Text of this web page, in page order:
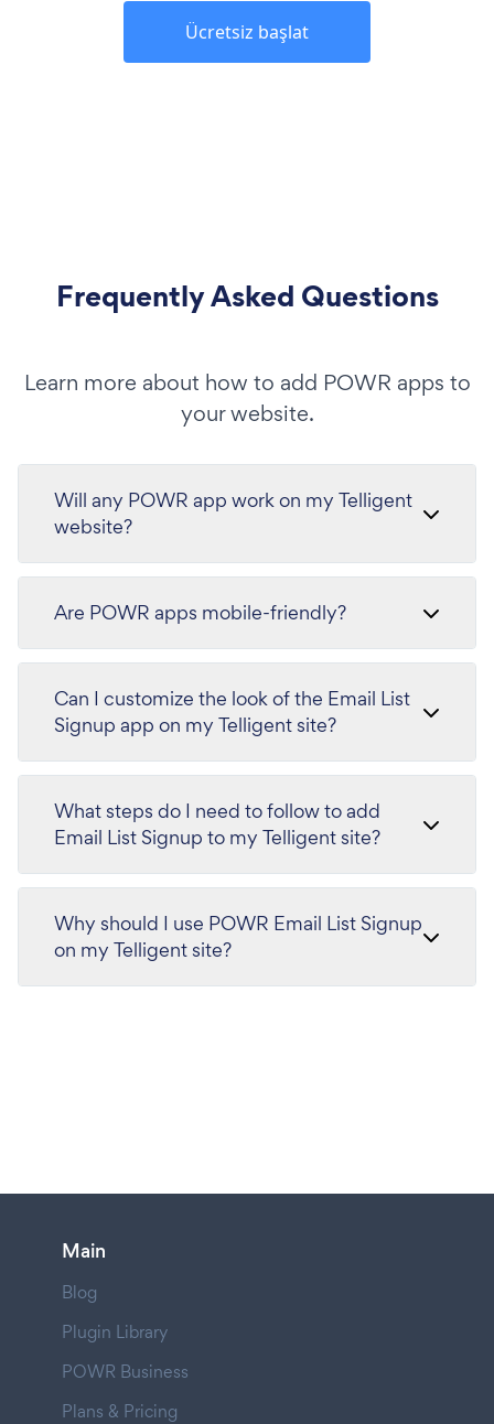
Ücretsiz başlat
Frequently Asked Questions
Learn more about how to add POWR apps to
your website.
Will any POWR app work on my Telligent
website?
Are POWR apps mobile-friendly?
Can I customize the look of the Email List
Signup app on my Telligent site?
What steps do I need to follow to add
Email List Signup to my Telligent site?
Why should I use POWR Email List Signup
on my Telligent site?
Main
Blog
Plugin Library
POWR Business
Plans & Pricing